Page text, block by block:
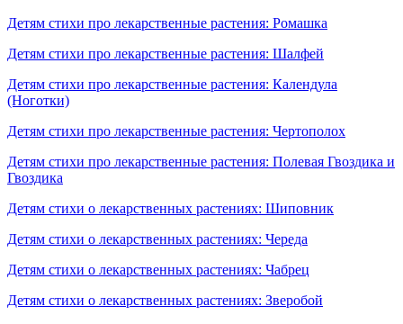
Детям стихи про лекарственные растения: Ромашка
Детям стихи про лекарственные растения: Шалфей
Детям стихи про лекарственные растения: Календула
(Ноготки)
Детям стихи про лекарственные растения: Чертополох
Детям стихи про лекарственные растения: Полевая Гвоздика и
Гвоздика
Детям стихи о лекарственных растениях: Шиповник
Детям стихи о лекарственных растениях: Череда
Детям стихи о лекарственных растениях: Чабрец
Детям стихи о лекарственных растениях: Зверобой